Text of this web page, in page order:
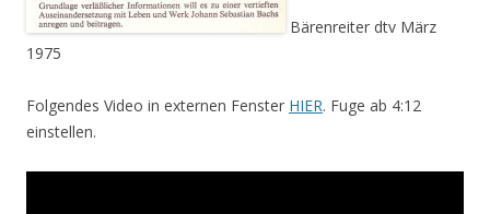
Bärenreiter dtv März
1975
Folgendes Video in externen Fenster HIER. Fuge ab 4:12
einstellen.